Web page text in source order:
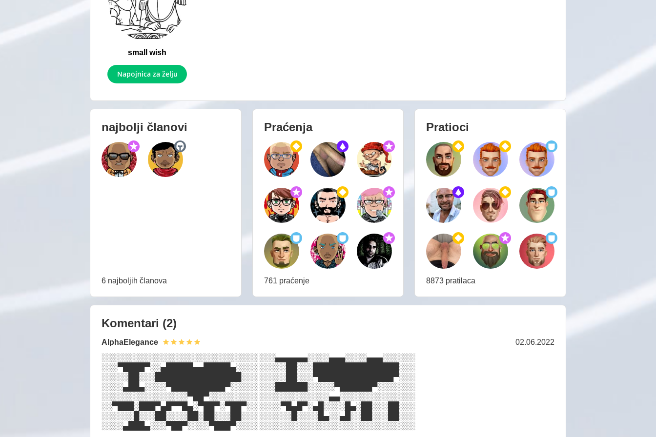
small wish
Napojnica za želju
najbolji članovi
6 najboljih članova
Praćenja
761 praćenje
Pratioci
8873 pratilaca
Komentari (2)
AlphaElegance
02.06.2022
░░░░░░░░░░░░░░░░░░░░░░░░░░░░░ ░░░▄▄▄▄▄▄░░░░▄▄▄░░░░▄▄▄░░░░░░
░░░▀████▀░░▄█████▄▄█████▄░░░░ ░░░░░██░░░████████████████░░░
░░░░░██░░░████████████████░░░ ░░░░░██░░░▀██████████████▀░░░
░░░░▄██▄░░░░▀██████████▀░░░░░ ░░░██████░░░░░▀██████▀░░░░░░░
░░░░░░░░░░░░░░░░▀██▀░░░░░░░░░ ░░░░░░░░░░░░░▄▄░░░░░░░░░░░░░░
░░▀███░███▀▄█▀▀█▄░▀██▀░▀██▀░░ ░░░░▀█▄█▀░▄█░░░░█▄░██░░░██░░░
░░░░░░█░░░██░░░░██░██░░░██░░░ ░░░░░░█░░░░█▄░░▄█░░██░░░██░░░
░░░░▄███▄░░░▀██▀░░░░▀███▀░░░░ ░░░░░░░░░░░░░░░░░░░░░░░░░░░░░